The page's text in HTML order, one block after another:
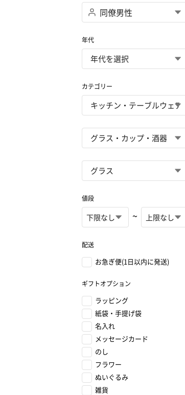
年代
カテゴリー
値段
~
配送
お急ぎ便(1日以内に発送)
ギフトオプション
ラッピング
紙袋・手提げ袋
名入れ
メッセージカード
のし
フラワー
ぬいぐるみ
雑貨